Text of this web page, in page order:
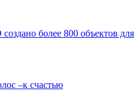
более 800 объектов для
–к счастью